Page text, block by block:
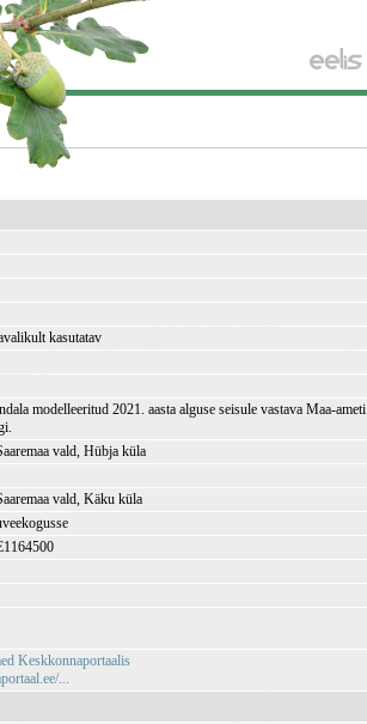
kasutatav
modelleeritud 2021. aasta alguse seisule vastava Maa-
vald, Hübja küla
vald, Käku küla
Keskkonnaportaalis
...